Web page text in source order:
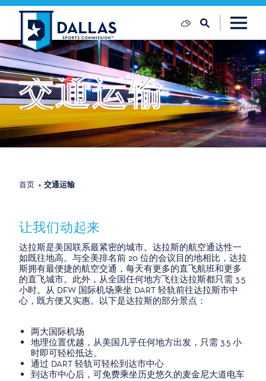
跳至内容
交通运输
首页 交通运输
让我们动起来
达拉斯是美国联系最紧密的城市。达拉斯的航空通达性一
如既往地高。与全美排名前 20 位的会议目的地相比，达拉
斯拥有最便捷的航空交通，每天有更多的直飞航班和更多
的直飞城市。此外，从全国任何地方飞往达拉斯都只需 3.5
小时。从 DFW 国际机场乘坐 DART 轻轨前往达拉斯市中
心，既方便又实惠。以下是达拉斯的部分景点：
两大国际机场
地理位置优越，从美国几乎任何地方出发，只需 3.5 小
时即可轻松抵达。
通过 DART 轻轨可轻松到达市中心
到达市中心后，可免费乘坐历史悠久的麦金尼大道电车